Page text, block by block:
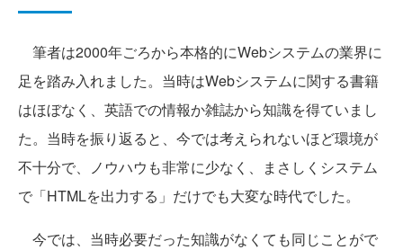
筆者は2000年ごろから本格的にWebシステムの業界に
足を踏み入れました。当時はWebシステムに関する書籍
はほぼなく、英語での情報か雑誌から知識を得ていまし
た。当時を振り返ると、今では考えられないほど環境が
不十分で、ノウハウも非常に少なく、まさしくシステム
で「HTMLを出力する」だけでも大変な時代でした。
今では、当時必要だった知識がなくても同じことがで